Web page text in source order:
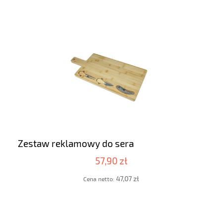
Zestaw reklamowy do sera
57,90 zł
Cena netto: 47,07 zł